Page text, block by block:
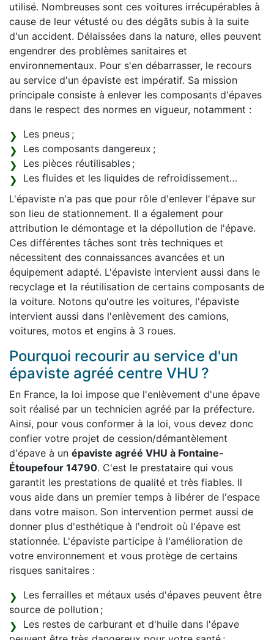
utilisé. Nombreuses sont ces voitures irrécupérables à
cause de leur vétusté ou des dégâts subis à la suite
d'un accident. Délaissées dans la nature, elles peuvent
engendrer des problèmes sanitaires et
environnementaux. Pour s'en débarrasser, le recours
au service d'un épaviste est impératif. Sa mission
principale consiste à enlever les composants d'épaves
dans le respect des normes en vigueur, notamment :
Les pneus ;
Les composants dangereux ;
Les pièces réutilisables ;
Les fluides et les liquides de refroidissement…
L'épaviste n'a pas que pour rôle d'enlever l'épave sur
son lieu de stationnement. Il a également pour
attribution le démontage et la dépollution de l'épave.
Ces différentes tâches sont très techniques et
nécessitent des connaissances avancées et un
équipement adapté. L'épaviste intervient aussi dans le
recyclage et la réutilisation de certains composants de
la voiture. Notons qu'outre les voitures, l'épaviste
intervient aussi dans l'enlèvement des camions,
voitures, motos et engins à 3 roues.
Pourquoi recourir au service d'un
épaviste agréé centre VHU ?
En France, la loi impose que l'enlèvement d'une épave
soit réalisé par un technicien agréé par la préfecture.
Ainsi, pour vous conformer à la loi, vous devez donc
confier votre projet de cession/démantèlement
d'épave à un épaviste agréé VHU à Fontaine-
Étoupefour 14790. C'est le prestataire qui vous
garantit les prestations de qualité et très fiables. Il
vous aide dans un premier temps à libérer de l'espace
dans votre maison. Son intervention permet aussi de
donner plus d'esthétique à l'endroit où l'épave est
stationnée. L'épaviste participe à l'amélioration de
votre environnement et vous protège de certains
risques sanitaires :
Les ferrailles et métaux usés d'épaves peuvent être
source de pollution ;
Les restes de carburant et d'huile dans l'épave